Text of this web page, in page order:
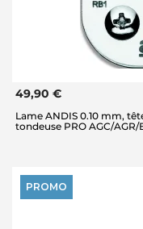
49,90 €
Lame ANDIS 0.10 mm,
tondeuse PRO AGC/AGR/
PROMO